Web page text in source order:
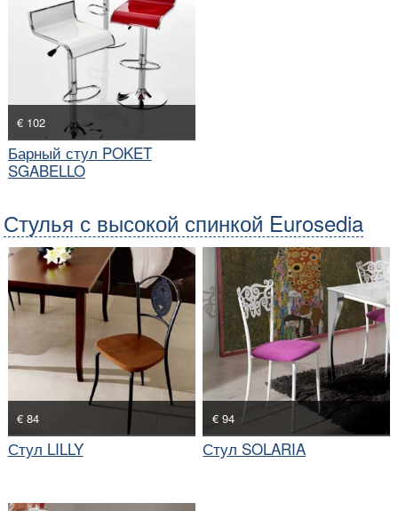
€ 102
Барный стул POKET
SGABELLO
Стулья с высокой спинкой Eurosedia
€ 84
Стул LILLY
€ 94
Стул SOLARIA